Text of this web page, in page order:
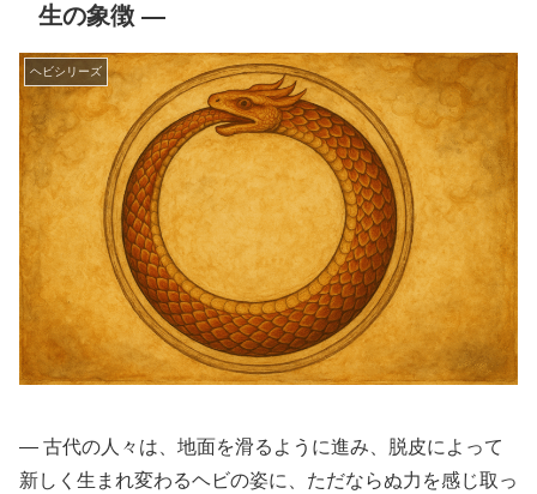
生の象徴 ―
ヘビシリーズ
― 古代の人々は、地面を滑るように進み、脱皮によって
新しく生まれ変わるヘビの姿に、ただならぬ力を感じ取っ